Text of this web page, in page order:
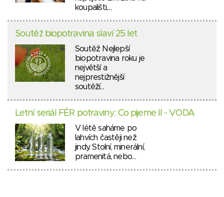
koupališti,…
Soutěž biopotravina slaví 25 let
Soutěž Nejlepší
biopotravina roku je
největší a
nejprestižnější
soutěží…
Letní seriál FÉR potraviny: Co pijeme II - VODA
V létě saháme po
lahvích častěji než
jindy. Stolní, minerální,
pramenitá, nebo…